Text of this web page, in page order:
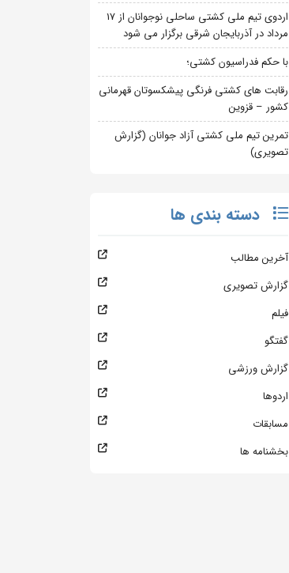
اردوی تیم ملی کشتی ساحلی نوجوانان از 17
مرداد در آذربایجان شرقی برگزار می شود
با حکم فدراسیون کشتی؛
رقابت های کشتی فرنگی پیشکسوتان قهرمانی
کشور – قزوین
تمرین تیم ملی کشتی آزاد جوانان (گزارش
تصویری)
دسته بندی ها
آخرین مطالب
گزارش تصویری
فیلم
گفتگو
گزارش ورزشی
اردوها
مسابقات
بخشنامه ها